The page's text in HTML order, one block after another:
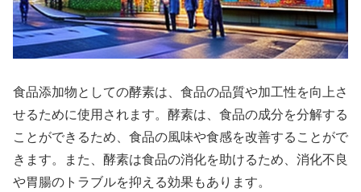
食品添加物としての酵素は、食品の品質や加工性を向上さ
せるために使用されます。酵素は、食品の成分を分解する
ことができるため、食品の風味や食感を改善することがで
きます。また、酵素は食品の消化を助けるため、消化不良
や胃腸のトラブルを抑える効果もあります。